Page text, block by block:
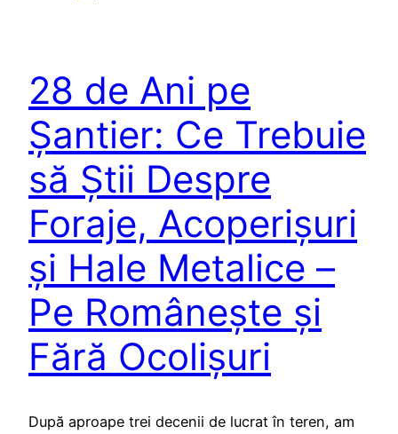
28 de Ani pe
Șantier: Ce Trebuie
să Știi Despre
Foraje, Acoperișuri
și Hale Metalice –
Pe Românește și
Fără Ocolișuri
După aproape trei decenii de lucrat în teren, am